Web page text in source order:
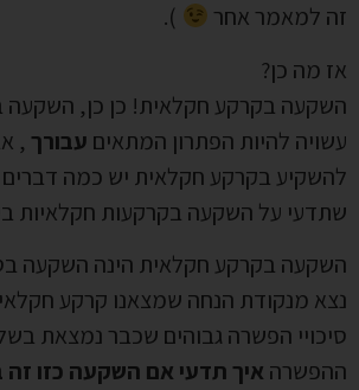
זה למאמר אחר
).
אז מה כן?
השקעה בקרקע חקלאית! כן כן, השקעה
עשויה להיות הפתרון המתאים עבורך ,
להשקיע בקרקע חקלאית יש כמה
שתדעי על השקעה בקרקעות חקלאיות
השקעה בקרקע חקלאית הינה השקעה
נצא מנקודת הנחה שמצאנו קרקע
סיכויי הפשרה גבוהים שכבר נמצאת
ההפשרה איך תדעי אם השקעה כזו